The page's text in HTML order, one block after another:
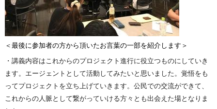
＜最後に参加者の方から頂いたお言葉の一部を紹介します＞
・講義内容はこれからのプロジェクト進行に役立つものにしていき
ます。エージェントとして活動してみたいと思いました。覚悟をも
ってプロジェクトを立ち上げていきます。公民での交流ができて、
これからの人脈として繋がっていける方々とも出会えた場となりま